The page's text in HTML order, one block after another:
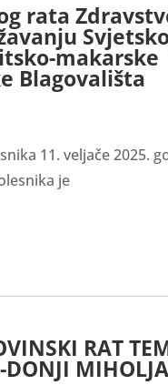
rata
makarske
Blagovališta
11. veljače 2025.
je
RAT